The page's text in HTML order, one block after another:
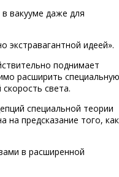
вакууме даже для
экстравагантной идеей».
поднимает
расширить специальную
света.
специальной теории
​​на предсказание того, как
в расширенной